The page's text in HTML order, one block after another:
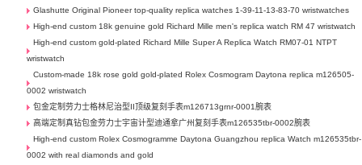
Glashutte Original Pioneer top-quality replica watches 1-39-11-13-83-70 wristwatches
High-end custom 18k genuine gold Richard Mille men's replica watch RM 47 wristwatch
High-end custom gold-plated Richard Mille Super A Replica Watch RM07-01 NTPT
wristwatch
Custom-made 18k rose gold gold-plated Rolex Cosmogram Daytona replica m126505-
0002 wristwatch
包金定制劳力士格林尼治型II顶级复刻手表m126713grnr-0001腕表
高端定制真钻包金劳力士宇宙计型迪通拿广州复刻手表m126535tbr-0002腕表
High-end custom Rolex Cosmogramme Daytona Guangzhou replica Watch m126535tbr-
0002 with real diamonds and gold